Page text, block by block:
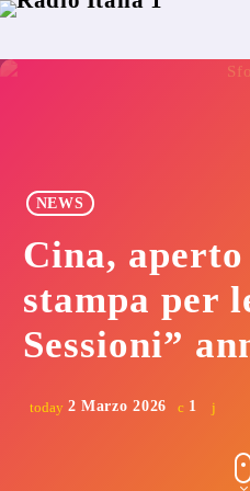
NEWS
Cina,
stampa per
Sessioni”
today 2 Marzo 2026 1